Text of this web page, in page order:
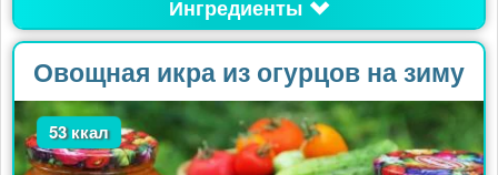
Ингредиенты
Овощная икра из огурцов на зиму
53 ккал